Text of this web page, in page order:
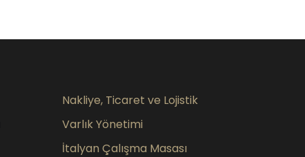
Nakliye, Ticaret ve Lojistik
Varlık Yönetimi
İtalyan Çalışma Masası